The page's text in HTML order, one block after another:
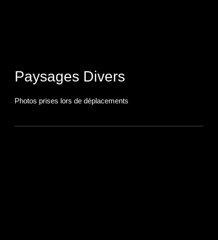
Paysages Divers
Photos prises lors de déplacements